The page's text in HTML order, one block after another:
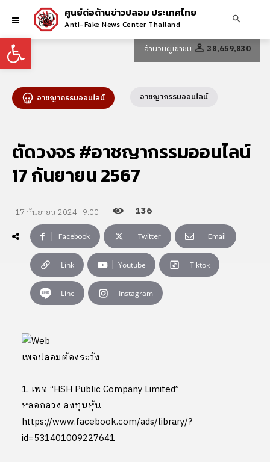
Open toolbar
ศูนย์ต่อต้านข่าวปลอม ประเทศไทย
Anti-Fake News Center Thailand
จำนวนผู้เข้าชม 38,659,830
อาชญากรรมออนไลน์ อาชญากรรมออนไลน์
ตัดวงจร #อาชญากรรมออนไลน์
17 กันยายน 2567
17 กันยายน 2024 | 9:00 136
Facebook Twitter Email
Link Youtube Tiktok
Line Instagram
เพจปลอมต้องระวัง
1. เพจ “HSH Public Company Limited”
หลอกลวง ลงทุนหุ้น
https://www.facebook.com/ads/library/?
id=531401009227641